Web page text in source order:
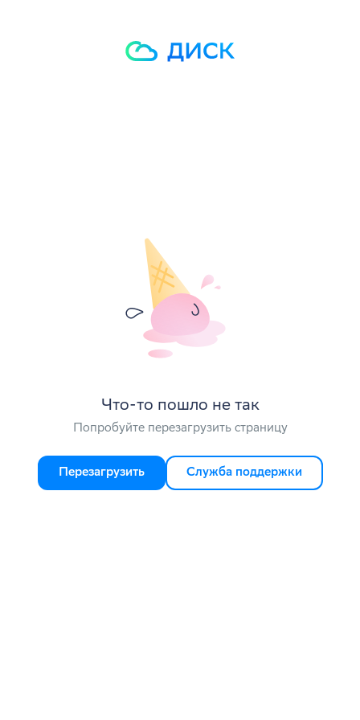
Что-то пошло не так
Попробуйте перезагрузить страницу
Перезагрузить Служба поддержки